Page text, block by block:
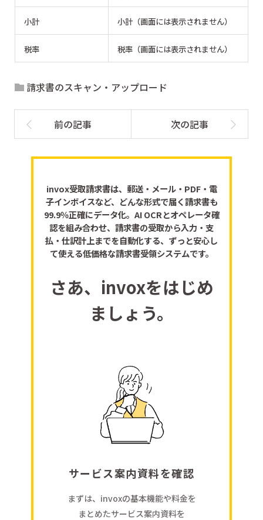
小計 小計（画面には表示されません）
税率 税率（画面には表示されません）
請求書のスキャン・アップロード
invox受取請求書は、郵送・メール・PDF・電
子インボイスなど、どんな形式で届く請求書も
99.9％正確にデータ化。AI OCRとオペレータ確
認を組み合わせ、請求書の受取から入力・支
払・仕訳計上までを自動化する、ずっと安心し
て使える低価格な請求書受領システムです。
さあ、invoxをはじめ
ましょう。
サービス案内資料を確認
まずは、invoxの基本機能や料金を
まとめたサービス案内資料を